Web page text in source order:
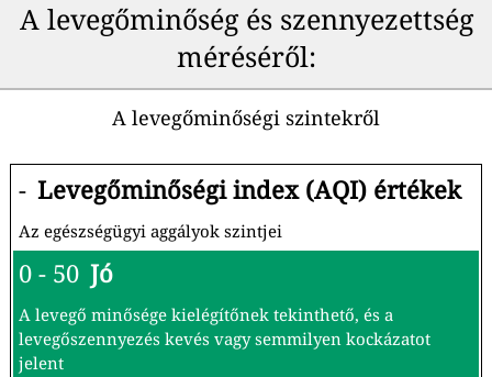
A levegőminőség és szennyezettség
méréséről:
A levegőminőségi szintekről
- Levegőminőségi index (AQI) értékek
Az egészségügyi aggályok szintjei
0 - 50 Jó
A levegő minősége kielégítőnek tekinthető, és a
levegőszennyezés kevés vagy semmilyen kockázatot
jelent